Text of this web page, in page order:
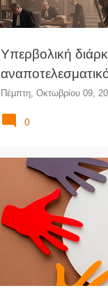
Υπερβολική
ενώπιον των
δικαστηρίων:
Πέμπτη, Οκτωβρίου 09,
0